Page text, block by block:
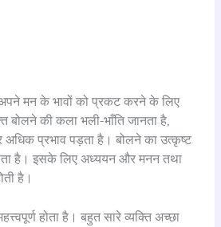
अपने मन के भावों को प्रकट करने के लिए
बोलने की कला भली-भाँति जानता है,
अधिक प्रभाव पड़ता है। बोलने का उत्कृष्ट
है। इसके लिए अध्ययन और मनन तथा
है।
होता है। बहुत सारे व्यक्ति अच्छा